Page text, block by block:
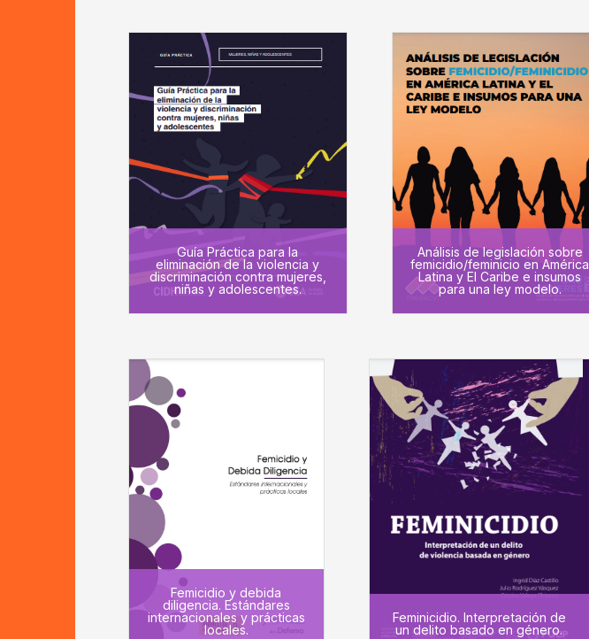
Guía Práctica para la
eliminación de la violencia y
discriminación contra mujeres,
niñas y adolescentes.
Análisis de legislación sobre
femicidio/feminicio en América
Latina y El Caribe e insumos
para una ley modelo.
Femicidio y debida
diligencia. Estándares
internacionales y prácticas
locales.
Feminicidio. Interpretación de
un delito basado en género.